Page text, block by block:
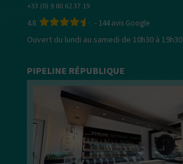
+33 (0) 9 80 62 37 19
4.8 - 144avis Google
Ouvert du lundi au samedi de 10h30 à 19h30
PIPELINE RÉPUBLIQUE